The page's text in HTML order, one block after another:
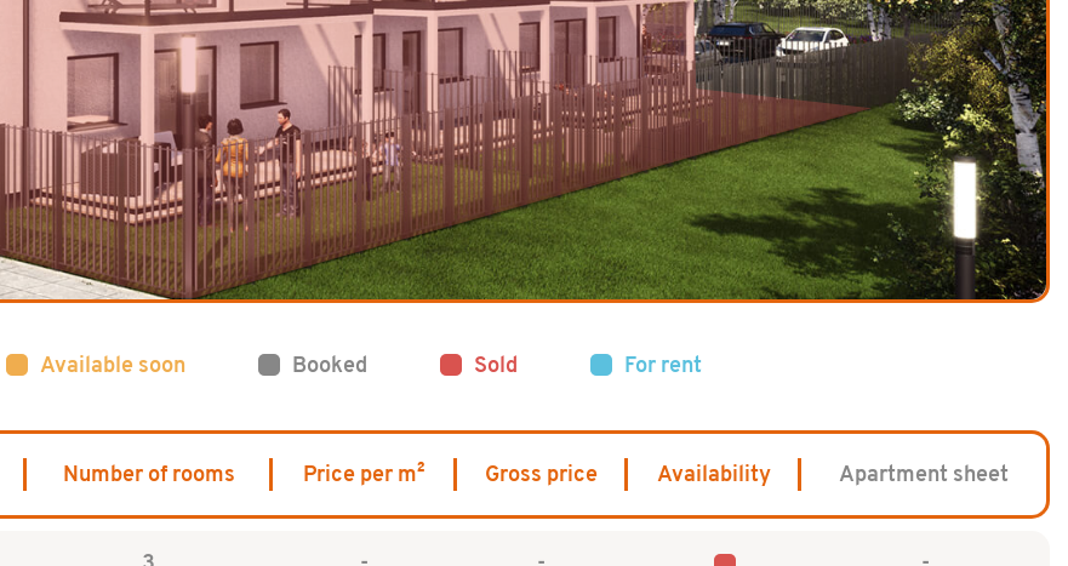
Available soon Booked Sold For rent
Number of rooms Price per m² Gross price Availability Apartment sheet